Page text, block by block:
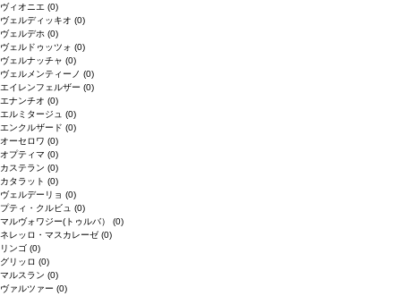
ヴィオニエ (0)
ヴェルディッキオ (0)
ヴェルデホ (0)
ヴェルドゥッツォ (0)
ヴェルナッチャ (0)
ヴェルメンティーノ (0)
エイレンフェルザー (0)
エナンチオ (0)
エルミタージュ (0)
エンクルザード (0)
オーセロワ (0)
オプティマ (0)
カステラン (0)
カタラット (0)
ヴェルデーリョ (0)
プティ・クルビュ (0)
マルヴォワジー(トゥルバ） (0)
ネレッロ・マスカレーゼ (0)
リンゴ (0)
グリッロ (0)
マルスラン (0)
ヴァルツァー (0)